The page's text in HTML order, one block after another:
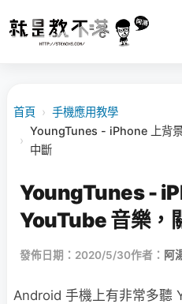
首頁 › 手機應用教學
›
YoungTunes - iPhone 上背
中斷
YoungTunes -
YouTube 音樂，
發佈日期：2020/5/30作者： 阿
Android 手機上有非常多聽